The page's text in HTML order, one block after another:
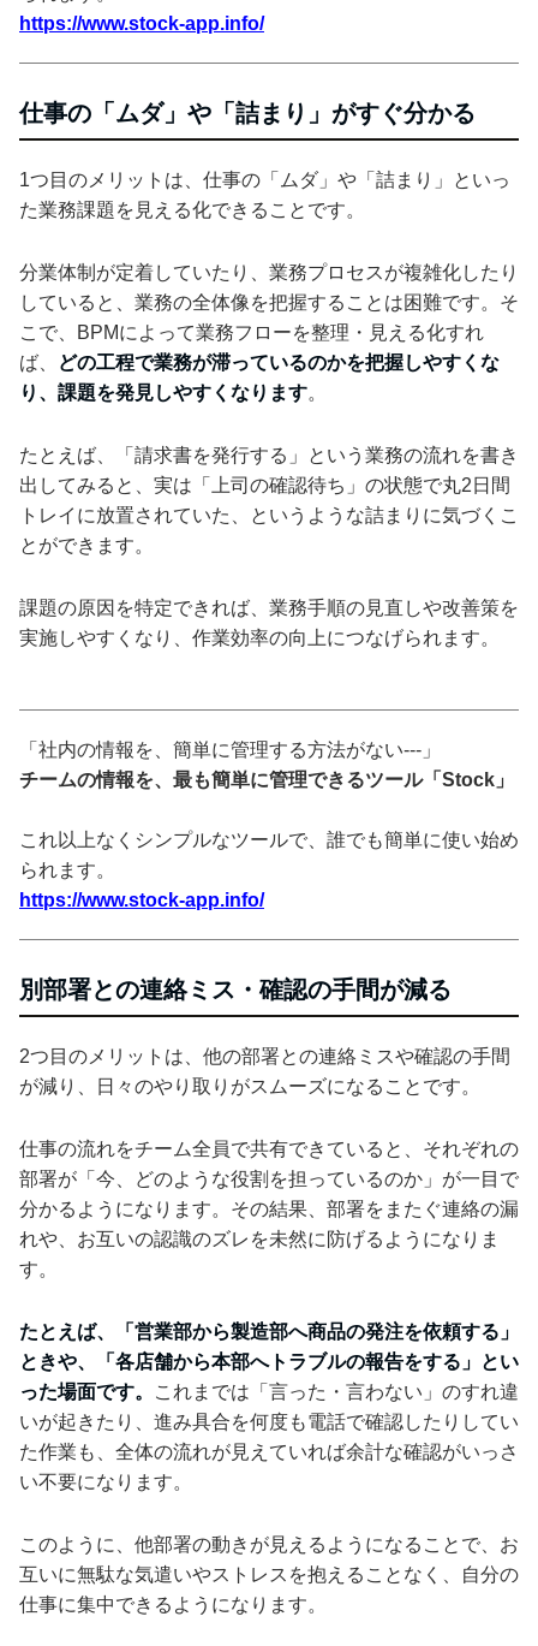
https://www.stock-app.info/
仕事の「ムダ」や「詰まり」がすぐ分かる
1つ目のメリットは、仕事の「ムダ」や「詰まり」といっ
た業務課題を見える化できることです。
分業体制が定着していたり、業務プロセスが複雑化したり
していると、業務の全体像を把握することは困難です。そ
こで、BPMによって業務フローを整理・見える化すれ
ば、
どの工程で業務が滞っているのかを把握しやすくな
り、課題を発見しやすくなります。
たとえば、「請求書を発行する」という業務の流れを書き
出してみると、実は「上司の確認待ち」の状態で丸2日間
トレイに放置されていた、というような詰まりに気づくこ
とができます。
課題の原因を特定できれば、業務手順の見直しや改善策を
実施しやすくなり、作業効率の向上につなげられます。
「社内の情報を、簡単に管理する方法がない---」
チームの情報を、最も簡単に管理できるツール「Stock」
これ以上なくシンプルなツールで、誰でも簡単に使い始め
られます。
https://www.stock-app.info/
別部署との連絡ミス・確認の手間が減る
2つ目のメリットは、他の部署との連絡ミスや確認の手間
が減り、日々のやり取りがスムーズになることです。
仕事の流れをチーム全員で共有できていると、それぞれの
部署が「今、どのような役割を担っているのか」が一目で
分かるようになります。その結果、部署をまたぐ連絡の漏
れや、お互いの認識のズレを未然に防げるようになりま
す。
たとえば、「営業部から製造部へ商品の発注を依頼する」
ときや、「各店舗から本部へトラブルの報告をする」とい
った場面です。
これまでは「言った・言わない」のすれ違
いが起きたり、進み具合を何度も電話で確認したりしてい
た作業も、全体の流れが見えていれば余計な確認がいっさ
い不要になります。
このように、他部署の動きが見えるようになることで、お
互いに無駄な気遣いやストレスを抱えることなく、自分の
仕事に集中できるようになります。